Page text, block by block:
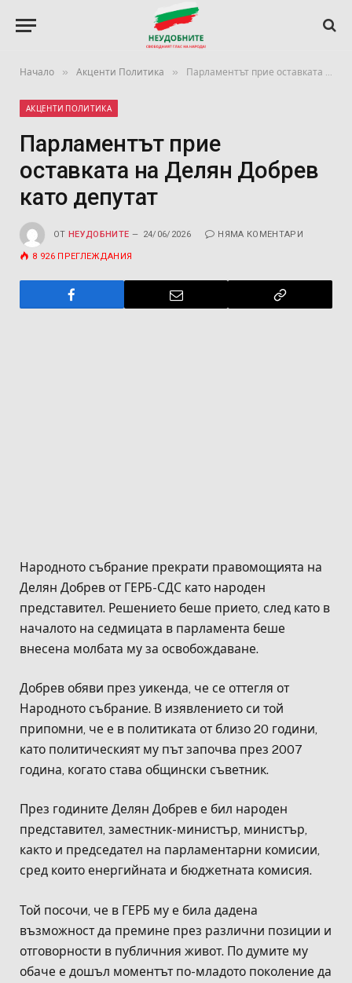
Начало » Акценти Политика » Парламентът прие оставката на Делян Добрев като депутат
АКЦЕНТИ ПОЛИТИКА
Парламентът прие
оставката на Делян Добрев
като депутат
ОТ НЕУДОБНИТЕ 24/06/2026 НЯМА КОМЕНТАРИ
8 926 ПРЕГЛЕЖДАНИЯ
Народното събрание прекрати правомощията на
Делян Добрев от ГЕРБ-СДС като народен
представител. Решението беше прието, след като в
началото на седмицата в парламента беше
внесена молбата му за освобождаване.
Добрев обяви през уикенда, че се оттегля от
Народното събрание. В изявлението си той
припомни, че е в политиката от близо 20 години,
като политическият му път започва през 2007
година, когато става общински съветник.
През годините Делян Добрев е бил народен
представител, заместник-министър, министър,
както и председател на парламентарни комисии,
сред които енергийната и бюджетната комисия.
Той посочи, че в ГЕРБ му е била дадена
възможност да премине през различни позиции и
отговорности в публичния живот. По думите му
обаче е дошъл моментът по-младото поколение да